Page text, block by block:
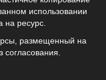
использовании
на ресурс.
размещенный на